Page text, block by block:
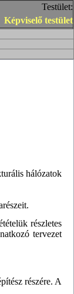
Testület:
Képviselő testület